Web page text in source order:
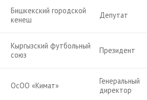
Бишкекский городской
кенеш
Депутат
Кыргызский футбольный
союз
Президент
ОсОО «Кимат»
Генеральный
директор